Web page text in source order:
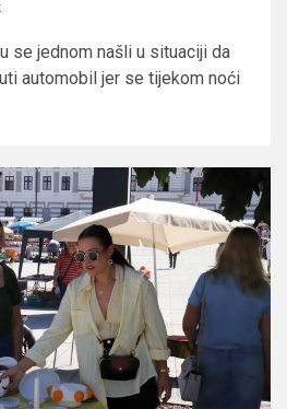
se jednom našli u situaciji da
automobil jer se tijekom noći